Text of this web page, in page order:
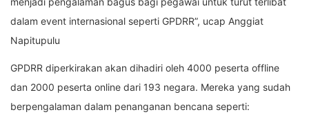
dalam event internasional seperti GPDRR”, ucap Anggiat
Napitupulu
GPDRR diperkirakan akan dihadiri oleh 4000 peserta offline
dan 2000 peserta online dari 193 negara. Mereka yang sudah
berpengalaman dalam penanganan bencana seperti: